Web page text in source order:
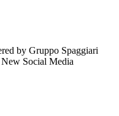
by Gruppo Spaggiari
Social Media